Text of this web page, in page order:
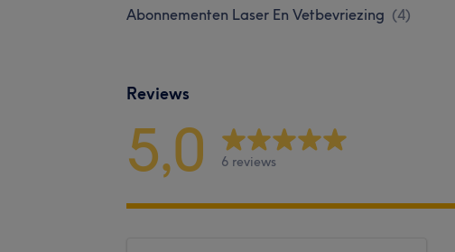
Abonnementen Laser En Vetbevriezing (4)
Reviews
5,0 6 reviews